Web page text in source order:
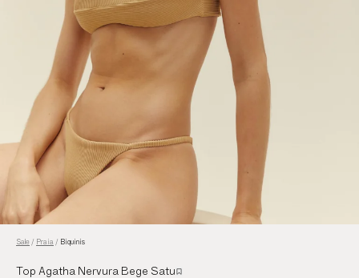
Sale / Praia / Biquinis
Top Agatha Nervura Bege Satu